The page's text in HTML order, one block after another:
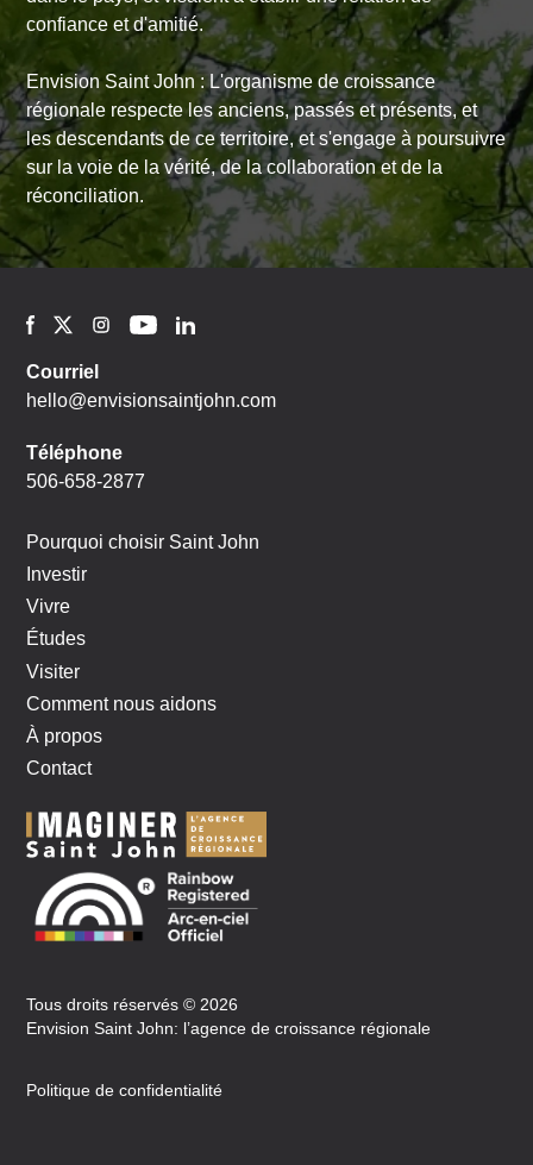
confiance et d'amitié.
Envision Saint John : L'organisme de croissance
régionale respecte les anciens, passés et présents, et
les descendants de ce territoire, et s'engage à poursuivre
sur la voie de la vérité, de la collaboration et de la
réconciliation.
Courriel
hello@envisionsaintjohn.com
Téléphone
506-658-2877
Pourquoi choisir Saint John
Investir
Vivre
Études
Visiter
Comment nous aidons
À propos
Contact
Tous droits réservés © 2026
Envision Saint John: l’agence de croissance régionale
Politique de confidentialité